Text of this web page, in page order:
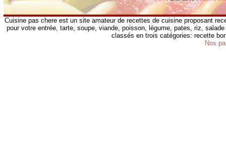
Cuisine pas chere est un site amateur de recettes de cuisine proposant
pour votre entrée, tarte, soupe, viande, poisson, légume, pates, riz,
classés en trois catégories: recette
Nos